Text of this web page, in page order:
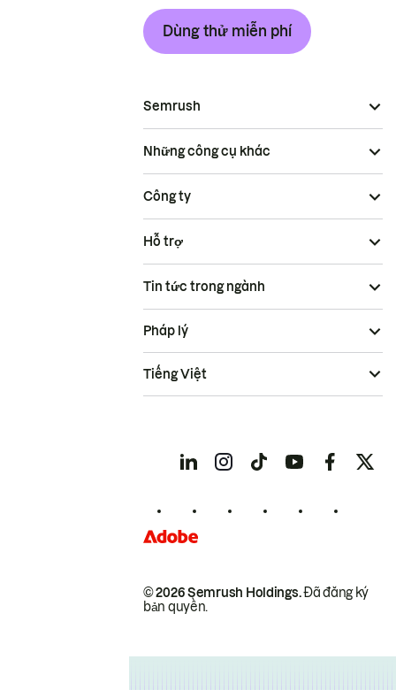
Dùng thử miễn phí
Semrush
Những công cụ khác
Công ty
Hỗ trợ
Tin tức trong ngành
© 2026 Semrush Holdings.Đã đăng ký
bản quyền.
Pháp lý
Tiếng Việt